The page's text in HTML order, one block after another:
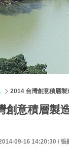
2014 台灣創意積層製
創意積層製
09-16 14:20:30 /